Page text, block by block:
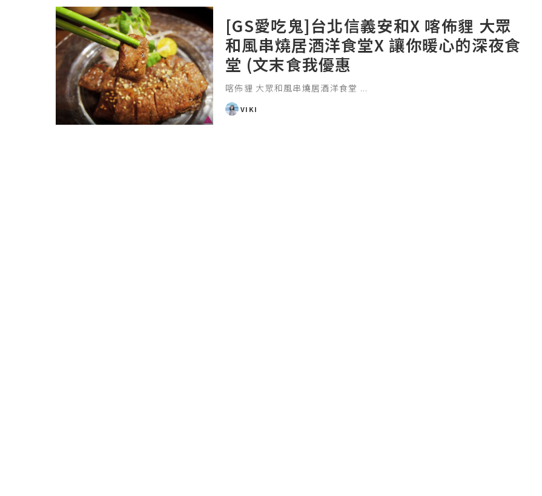
[GS愛吃鬼]台北信義安和X 喀佈貍 大眾
和風串燒居酒洋食堂X 讓你暖心的深夜食
堂 (文末食我優惠
喀佈貍 大眾和風串燒居酒洋食堂 ...
POSTED
VIKI